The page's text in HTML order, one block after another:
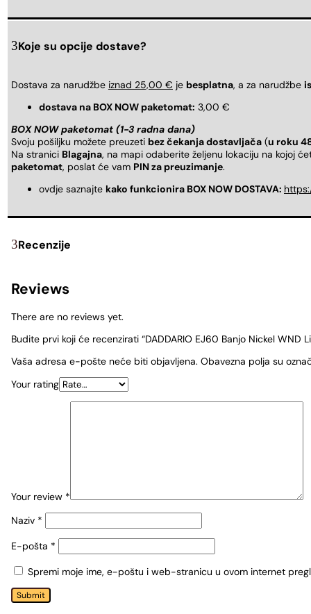
Koje su opcije dostave?
Dostava za narudžbe iznad 25,00 € je besplatna, a za narudžbe
dostava na BOX NOW paketomat: 3,00 €
BOX NOW paketomat (1-3 radna dana)
Svoju pošiljku možete preuzeti bez čekanja dostavljača (u roku
Na stranici Blagajna, na mapi odaberite željenu lokaciju na kojoj
paketomat, poslat će vam PIN za preuzimanje.
ovdje saznajte kako funkcionira BOX NOW DOSTAVA:
Recenzije
Reviews
There are no reviews yet.
Budite prvi koji će recenzirati “DADDARIO EJ60 Banjo Nickel WND
Vaša adresa e-pošte neće biti objavljena. Obavezna polja su
Your rating
Your review *
Naziv *
E-pošta *
Spremi moje ime, e-poštu i web-stranicu u ovom internet
Submit